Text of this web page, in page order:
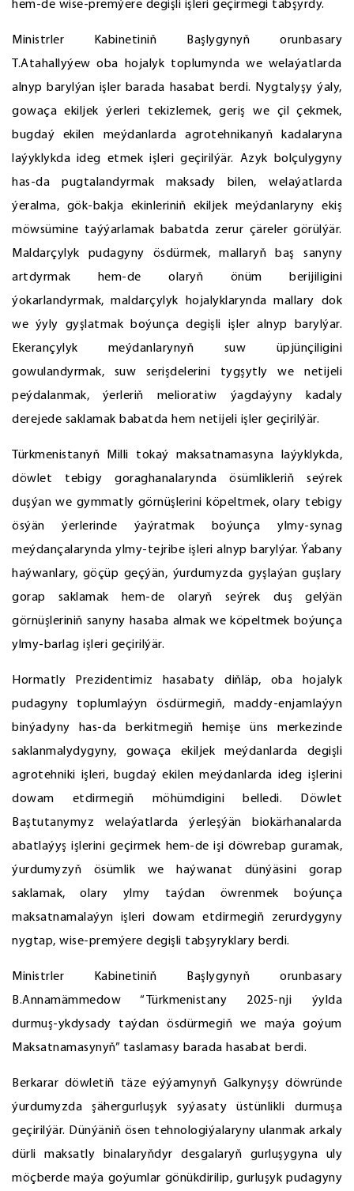
hem-de wise-premýere degişli işleri geçirmegi tabşyrdy.
Ministrler Kabinetiniň Başlygynyň orunbasary
T.Atahallyýew oba hojalyk toplumynda we welaýatlarda
alnyp barylýan işler barada hasabat berdi. Nygtalyşy ýaly,
gowaça ekiljek ýerleri tekizlemek, geriş we çil çekmek,
bugdaý ekilen meýdanlarda agrotehnikanyň kadalaryna
laýyklykda ideg etmek işleri geçirilýär. Azyk bolçulygyny
has-da pugtalandyrmak maksady bilen, welaýatlarda
ýeralma, gök-bakja ekinleriniň ekiljek meýdanlaryny ekiş
möwsümine taýýarlamak babatda zerur çäreler görülýär.
Maldarçylyk pudagyny ösdürmek, mallaryň baş sanyny
artdyrmak hem-de olaryň önüm berijiligini
ýokarlandyrmak, maldarçylyk hojalyklarynda mallary dok
we ýyly gyşlatmak boýunça degişli işler alnyp barylýar.
Ekerançylyk meýdanlarynyň suw üpjünçiligini
gowulandyrmak, suw serişdelerini tygşytly we netijeli
peýdalanmak, ýerleriň melioratiw ýagdaýyny kadaly
derejede saklamak babatda hem netijeli işler geçirilýär.
Türkmenistanyň Milli tokaý maksatnamasyna laýyklykda,
döwlet tebigy goraghanalarynda ösümlikleriň seýrek
duşýan we gymmatly görnüşlerini köpeltmek, olary tebigy
ösýän ýerlerinde ýaýratmak boýunça ylmy-synag
meýdançalarynda ylmy-tejribe işleri alnyp barylýar. Ýabany
haýwanlary, göçüp geçýän, ýurdumyzda gyşlaýan guşlary
gorap saklamak hem-de olaryň seýrek duş gelýän
görnüşleriniň sanyny hasaba almak we köpeltmek boýunça
ylmy-barlag işleri geçirilýär.
Hormatly Prezidentimiz hasabaty diňläp, oba hojalyk
pudagyny toplumlaýyn ösdürmegiň, maddy-enjamlaýyn
binýadyny has-da berkitmegiň hemişe üns merkezinde
saklanmalydygyny, gowaça ekiljek meýdanlarda degişli
agrotehniki işleri, bugdaý ekilen meýdanlarda ideg işlerini
dowam etdirmegiň möhümdigini belledi. Döwlet
Baştutanymyz welaýatlarda ýerleşýän biokärhanalarda
abatlaýyş işlerini geçirmek hem-de işi döwrebap guramak,
ýurdumyzyň ösümlik we haýwanat dünýäsini gorap
saklamak, olary ylmy taýdan öwrenmek boýunça
maksatnamalaýyn işleri dowam etdirmegiň zerurdygyny
nygtap, wise-premýere degişli tabşyryklary berdi.
Ministrler Kabinetiniň Başlygynyň orunbasary
B.Annamämmedow “Türkmenistany 2025-nji ýylda
durmuş-ykdysady taýdan ösdürmegiň we maýa goýum
Maksatnamasynyň” taslamasy barada hasabat berdi.
Berkarar döwletiň täze eýýamynyň Galkynyşy döwründe
ýurdumyzda şähergurluşyk syýasaty üstünlikli durmuşa
geçirilýär. Dünýäniň ösen tehnologiýalaryny ulanmak arkaly
dürli maksatly binalaryňdyr desgalaryň gurluşygyna uly
möçberde maýa goýumlar gönükdirilip, gurluşyk pudagyny